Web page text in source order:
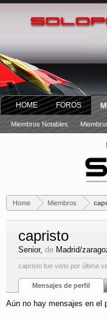
Home Miembros
capristo
Senior, de Madrid/
capristo fue visto por última
Mensajes de perfil
Aún no hay mensajes en el
HOME FOROS
Miembros Notables